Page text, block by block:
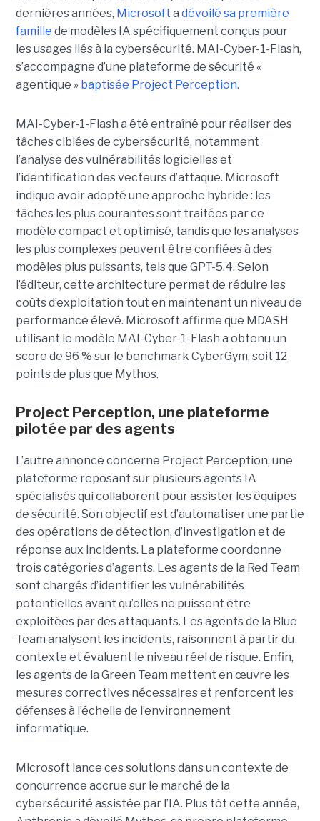
dernières années, Microsoft a dévoilé sa première
famille de modèles IA spécifiquement conçus pour
les usages liés à la cybersécurité. MAI-Cyber-1-Flash,
s’accompagne d’une plateforme de sécurité «
agentique » baptisée Project Perception.
MAI-Cyber-1-Flash a été entraîné pour réaliser des
tâches ciblées de cybersécurité, notamment
l’analyse des vulnérabilités logicielles et
l’identification des vecteurs d’attaque. Microsoft
indique avoir adopté une approche hybride : les
tâches les plus courantes sont traitées par ce
modèle compact et optimisé, tandis que les analyses
les plus complexes peuvent être confiées à des
modèles plus puissants, tels que GPT-5.4. Selon
l’éditeur, cette architecture permet de réduire les
coûts d’exploitation tout en maintenant un niveau de
performance élevé. Microsoft affirme que MDASH
utilisant le modèle MAI-Cyber-1-Flash a obtenu un
score de 96 % sur le benchmark CyberGym, soit 12
points de plus que Mythos.
Project Perception, une plateforme
pilotée par des agents
L’autre annonce concerne Project Perception, une
plateforme reposant sur plusieurs agents IA
spécialisés qui collaborent pour assister les équipes
de sécurité. Son objectif est d’automatiser une partie
des opérations de détection, d’investigation et de
réponse aux incidents. La plateforme coordonne
trois catégories d’agents. Les agents de la Red Team
sont chargés d’identifier les vulnérabilités
potentielles avant qu’elles ne puissent être
exploitées par des attaquants. Les agents de la Blue
Team analysent les incidents, raisonnent à partir du
contexte et évaluent le niveau réel de risque. Enfin,
les agents de la Green Team mettent en œuvre les
mesures correctives nécessaires et renforcent les
défenses à l’échelle de l’environnement
informatique.
Microsoft lance ces solutions dans un contexte de
concurrence accrue sur le marché de la
cybersécurité assistée par l’IA. Plus tôt cette année,